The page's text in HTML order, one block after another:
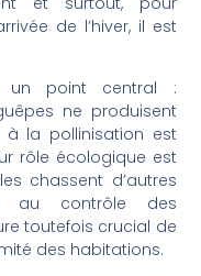
de l’hiver, il est
un point central :
ne produisent
la pollinisation est
rôle écologique est
chassent d’autres
au contrôle des
toutefois crucial de
des habitations.